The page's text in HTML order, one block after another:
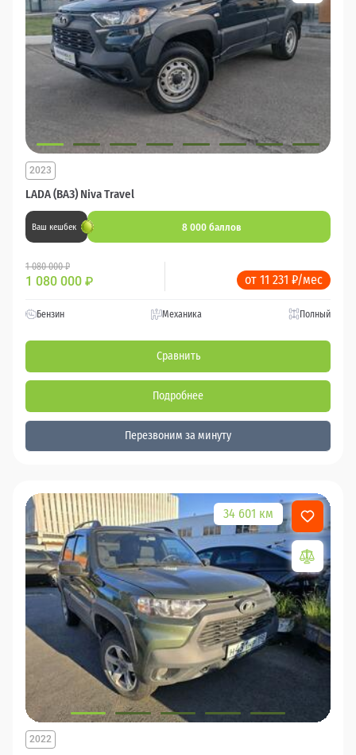
LADA (ВАЗ) Niva Travel
2023
Ваш кешбек 8 000 баллов
1 080 000 ₽
1 080 000 ₽ от 11 231 ₽/мес
Бензин Механика Полный
Сравнить
Подробнее
Перезвоним за минуту
34 601 км
2022